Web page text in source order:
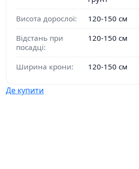
Висота дорослої:
120-150 см
Відстань при
посадці:
120-150 см
Ширина крони: 120-150 см
Де купити